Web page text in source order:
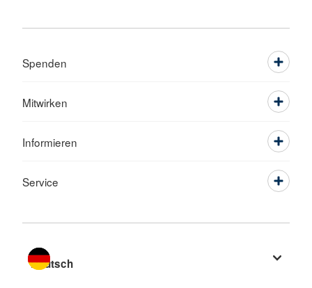
Spenden
Mitwirken
Informieren
Service
Sprache wechseln zu